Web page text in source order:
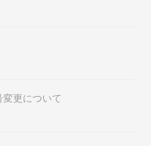
変更について